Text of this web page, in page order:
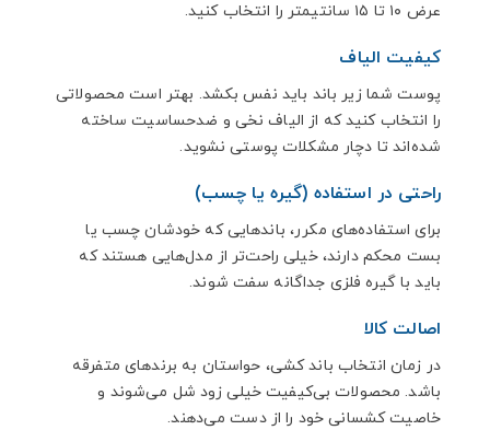
عرض ۱۰ تا ۱۵ سانتیمتر را انتخاب کنید.
کیفیت الیاف
پوست شما زیر باند باید نفس بکشد. بهتر است محصولاتی
را انتخاب کنید که از الیاف نخی و ضدحساسیت ساخته
شده‌اند تا دچار مشکلات پوستی نشوید.
راحتی در استفاده (گیره یا چسب)
برای استفاده‌های مکرر، باندهایی که خودشان چسب یا
بست محکم دارند، خیلی راحت‌تر از مدل‌هایی هستند که
باید با گیره فلزی جداگانه سفت شوند.
اصالت کالا
در زمان انتخاب باند کشی، حواستان به برندهای متفرقه
باشد. محصولات بی‌کیفیت خیلی زود شل می‌شوند و
خاصیت کشسانی خود را از دست می‌دهند.